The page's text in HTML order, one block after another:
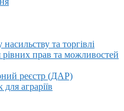
та торгівлі
прав та можливостей
реєстр (ДАР)
аграріїв